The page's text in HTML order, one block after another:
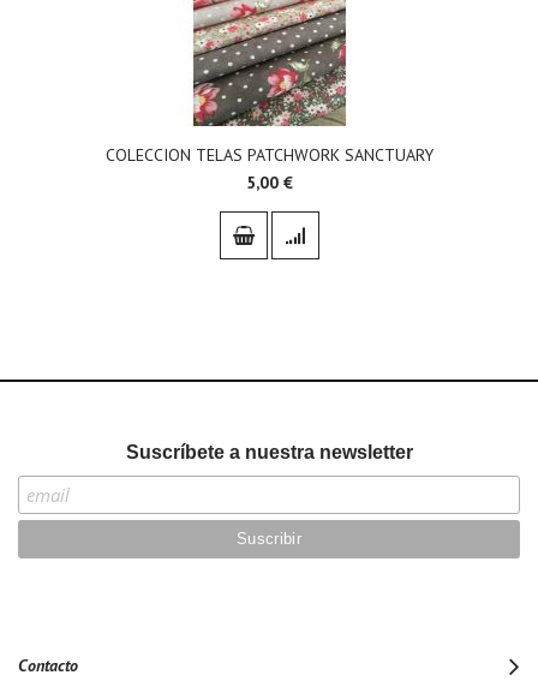
COLECCION TELAS PATCHWORK SANCTUARY
5,00 €
Suscríbete a nuestra newsletter
Contacto